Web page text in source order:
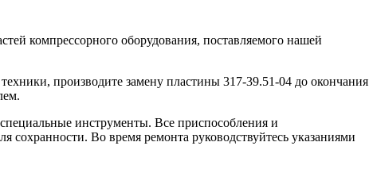
компрессорного оборудования, поставляемого нашей
производите замену пластины 317-39.51-04 до окончания
инструменты. Все приспособления и
сохранности. Во время ремонта руководствуйтесь указаниями